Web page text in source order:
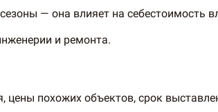
— она влияет на себестоимость
и ремонта.
похожих объектов, срок